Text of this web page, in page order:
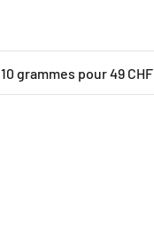
10 grammes pour 49 CHF